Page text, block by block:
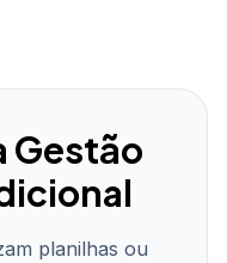
Gestão
planilhas ou